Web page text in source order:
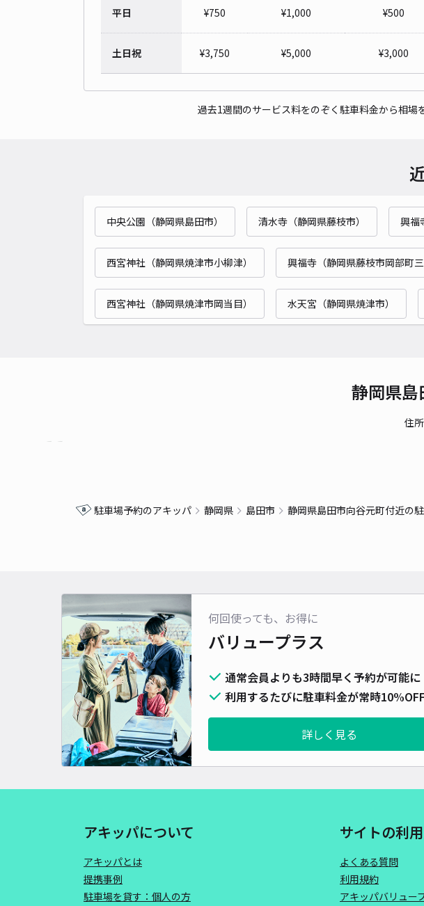
平日 ¥750 ¥1,000 ¥500
土日祝 ¥3,750 ¥5,000 ¥3,000
過去1週間のサービス料をのぞく駐車料金から相場
中央公園（静岡県島田市） 清水寺（静岡県藤枝市） 興福
西宮神社（静岡県焼津市小柳津） 興福寺（静岡県藤枝市岡部町三
西宮神社（静岡県焼津市岡当目） 水天宮（静岡県焼津市）
静岡県島
住
駐車場予約のアキッパ 静岡県 島田市 静岡県島田市向谷元町付近の
何回使っても、お得に
バリュープラス
通常会員よりも3時間早く予約が可能に
利用するたびに駐車料金が常時10%OFF
詳しく見る
アキッパについて
アキッパとは
提携事例
駐車場を貸す：個人の方
サイトの利
よくある質問
利用規約
アキッパバリュー